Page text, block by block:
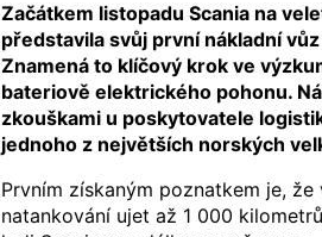
Začátkem listopadu Scania na
představila svůj první nákladní
Znamená to klíčový krok ve
bateriově elektrického pohonu.
zkouškami u poskytovatele
jednoho z největších norských
Prvním získaným poznatkem je,
natankování ujet až 1 000